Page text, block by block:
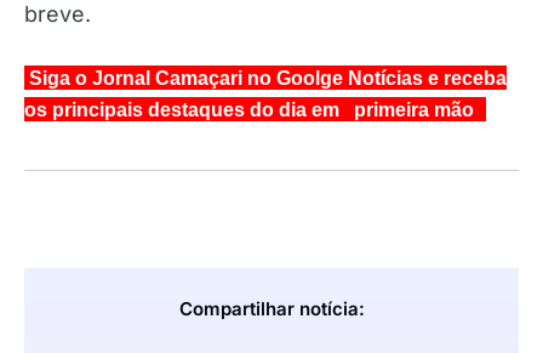
breve.
Siga o Jornal Camaçari no Goolge Notícias e receba
os principais destaques do dia em primeira mão
Compartilhar notícia: